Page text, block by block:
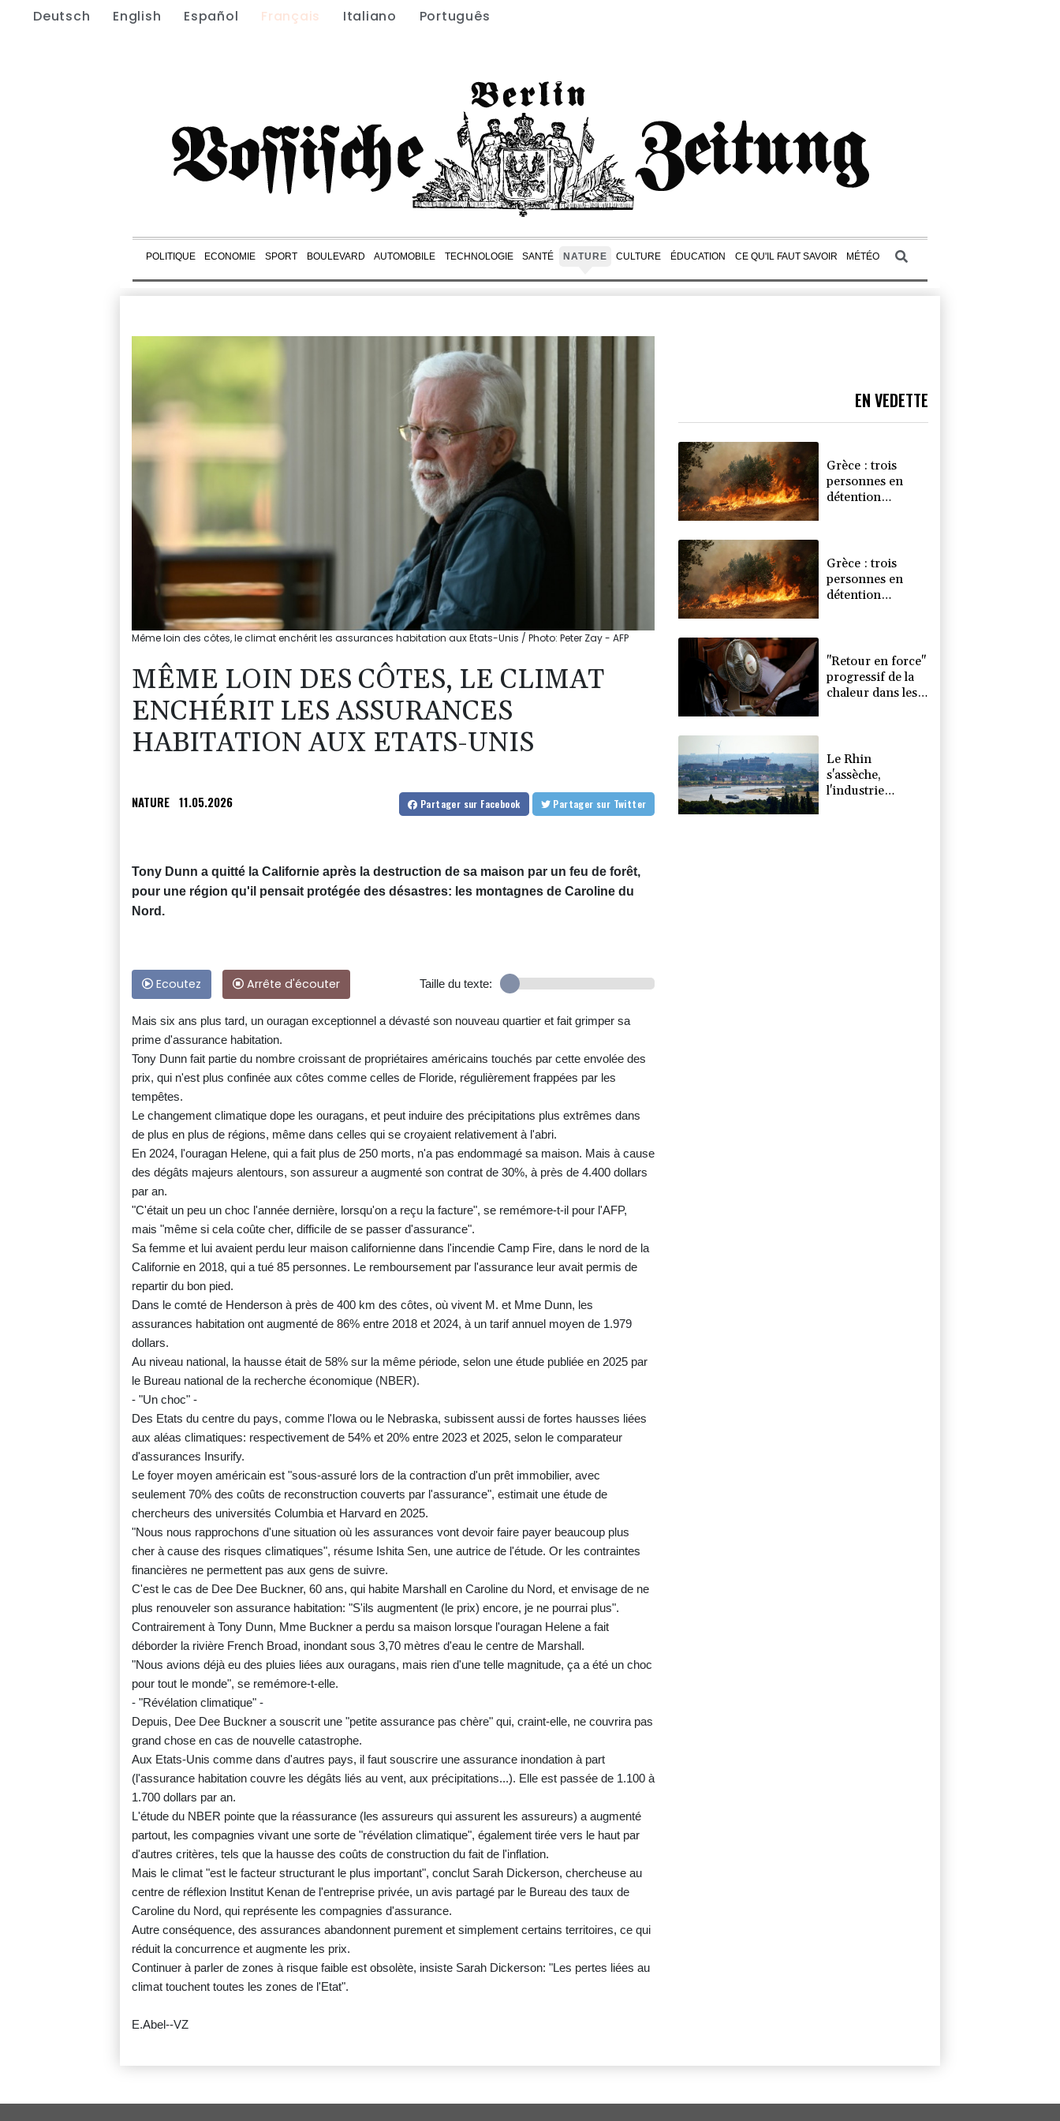
Deutsch English Español Français Italiano Português
POLITIQUE ECONOMIE SPORT BOULEVARD AUTOMOBILE TECHNOLOGIE SANTÉ NATURE CULTURE ÉDUCATION CE QU'IL FAUT SAVOIR MÉTÉO
Même loin des côtes, le climat enchérit les assurances habitation aux Etats-Unis / Photo: Peter Zay - AFP
MÊME LOIN DES CÔTES, LE CLIMAT
ENCHÉRIT LES ASSURANCES
HABITATION AUX ETATS-UNIS
NATURE 11.05.2026 Partager sur Facebook Partager sur Twitter
Tony Dunn a quitté la Californie après la destruction de sa maison par un feu de forêt,
pour une région qu'il pensait protégée des désastres: les montagnes de Caroline du
Nord.
Ecoutez Arrête d'écouter Taille du texte:
Mais six ans plus tard, un ouragan exceptionnel a dévasté son nouveau quartier et fait grimper sa
prime d'assurance habitation.
Tony Dunn fait partie du nombre croissant de propriétaires américains touchés par cette envolée des
prix, qui n'est plus confinée aux côtes comme celles de Floride, régulièrement frappées par les
tempêtes.
Le changement climatique dope les ouragans, et peut induire des précipitations plus extrêmes dans
de plus en plus de régions, même dans celles qui se croyaient relativement à l'abri.
En 2024, l'ouragan Helene, qui a fait plus de 250 morts, n'a pas endommagé sa maison. Mais à cause
des dégâts majeurs alentours, son assureur a augmenté son contrat de 30%, à près de 4.400 dollars
par an.
"C'était un peu un choc l'année dernière, lorsqu'on a reçu la facture", se remémore-t-il pour l'AFP,
mais "même si cela coûte cher, difficile de se passer d'assurance".
Sa femme et lui avaient perdu leur maison californienne dans l'incendie Camp Fire, dans le nord de la
Californie en 2018, qui a tué 85 personnes. Le remboursement par l'assurance leur avait permis de
repartir du bon pied.
Dans le comté de Henderson à près de 400 km des côtes, où vivent M. et Mme Dunn, les
assurances habitation ont augmenté de 86% entre 2018 et 2024, à un tarif annuel moyen de 1.979
dollars.
Au niveau national, la hausse était de 58% sur la même période, selon une étude publiée en 2025 par
le Bureau national de la recherche économique (NBER).
- "Un choc" -
Des Etats du centre du pays, comme l'Iowa ou le Nebraska, subissent aussi de fortes hausses liées
aux aléas climatiques: respectivement de 54% et 20% entre 2023 et 2025, selon le comparateur
d'assurances Insurify.
Le foyer moyen américain est "sous-assuré lors de la contraction d'un prêt immobilier, avec
seulement 70% des coûts de reconstruction couverts par l'assurance", estimait une étude de
chercheurs des universités Columbia et Harvard en 2025.
"Nous nous rapprochons d'une situation où les assurances vont devoir faire payer beaucoup plus
cher à cause des risques climatiques", résume Ishita Sen, une autrice de l'étude. Or les contraintes
financières ne permettent pas aux gens de suivre.
C'est le cas de Dee Dee Buckner, 60 ans, qui habite Marshall en Caroline du Nord, et envisage de ne
plus renouveler son assurance habitation: "S'ils augmentent (le prix) encore, je ne pourrai plus".
Contrairement à Tony Dunn, Mme Buckner a perdu sa maison lorsque l'ouragan Helene a fait
déborder la rivière French Broad, inondant sous 3,70 mètres d'eau le centre de Marshall.
"Nous avions déjà eu des pluies liées aux ouragans, mais rien d'une telle magnitude, ça a été un choc
pour tout le monde", se remémore-t-elle.
- "Révélation climatique" -
Depuis, Dee Dee Buckner a souscrit une "petite assurance pas chère" qui, craint-elle, ne couvrira pas
grand chose en cas de nouvelle catastrophe.
Aux Etats-Unis comme dans d'autres pays, il faut souscrire une assurance inondation à part
(l'assurance habitation couvre les dégâts liés au vent, aux précipitations...). Elle est passée de 1.100 à
1.700 dollars par an.
L'étude du NBER pointe que la réassurance (les assureurs qui assurent les assureurs) a augmenté
partout, les compagnies vivant une sorte de "révélation climatique", également tirée vers le haut par
d'autres critères, tels que la hausse des coûts de construction du fait de l'inflation.
Mais le climat "est le facteur structurant le plus important", conclut Sarah Dickerson, chercheuse au
centre de réflexion Institut Kenan de l'entreprise privée, un avis partagé par le Bureau des taux de
Caroline du Nord, qui représente les compagnies d'assurance.
Autre conséquence, des assurances abandonnent purement et simplement certains territoires, ce qui
réduit la concurrence et augmente les prix.
Continuer à parler de zones à risque faible est obsolète, insiste Sarah Dickerson: "Les pertes liées au
climat touchent toutes les zones de l'Etat".
E.Abel--VZ
EN VEDETTE
Grèce : trois
personnes en
détention
Grèce : trois
personnes en
détention
"Retour en force"
progressif de la
chaleur dans les
Le Rhin
s'assèche,
l'industrie